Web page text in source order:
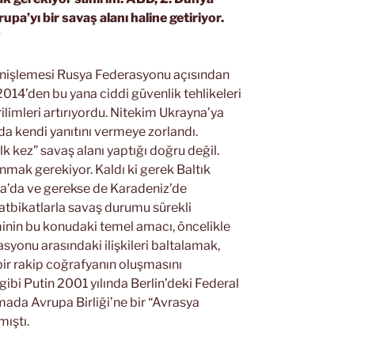
bir savaş alanı haline getiriyor.
Rusya Federasyonu açısından
bu yana ciddi güvenlik tehlikeleri
artırıyordu. Nitekim Ukrayna’ya
kendi yanıtını vermeye zorlandı.
kez” savaş alanı yaptığı doğru değil.
gerekiyor. Kaldı ki gerek Baltık
ve gerekse de Karadeniz’de
savaş durumu sürekli
bu konudaki temel amacı, öncelikle
arasındaki ilişkileri baltalamak,
rakip coğrafyanın oluşmasını
Putin 2001 yılında Berlin’deki Federal
Avrupa Birliği’ne bir “Avrasya